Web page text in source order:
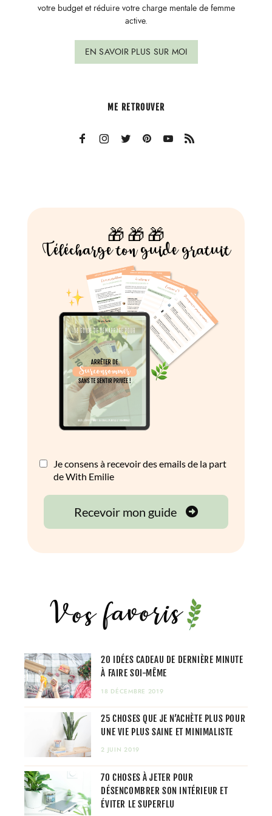
votre budget et réduire votre charge mentale de femme
active.
EN SAVOIR PLUS SUR MOI
ME RETROUVER
20 IDÉES CADEAU DE DERNIÈRE MINUTE
À FAIRE SOI-MÊME
18 DÉCEMBRE 2019
25 CHOSES QUE JE N’ACHÈTE PLUS POUR
UNE VIE PLUS SAINE ET MINIMALISTE
2 JUIN 2019
70 CHOSES À JETER POUR
DÉSENCOMBRER SON INTÉRIEUR ET
ÉVITER LE SUPERFLU